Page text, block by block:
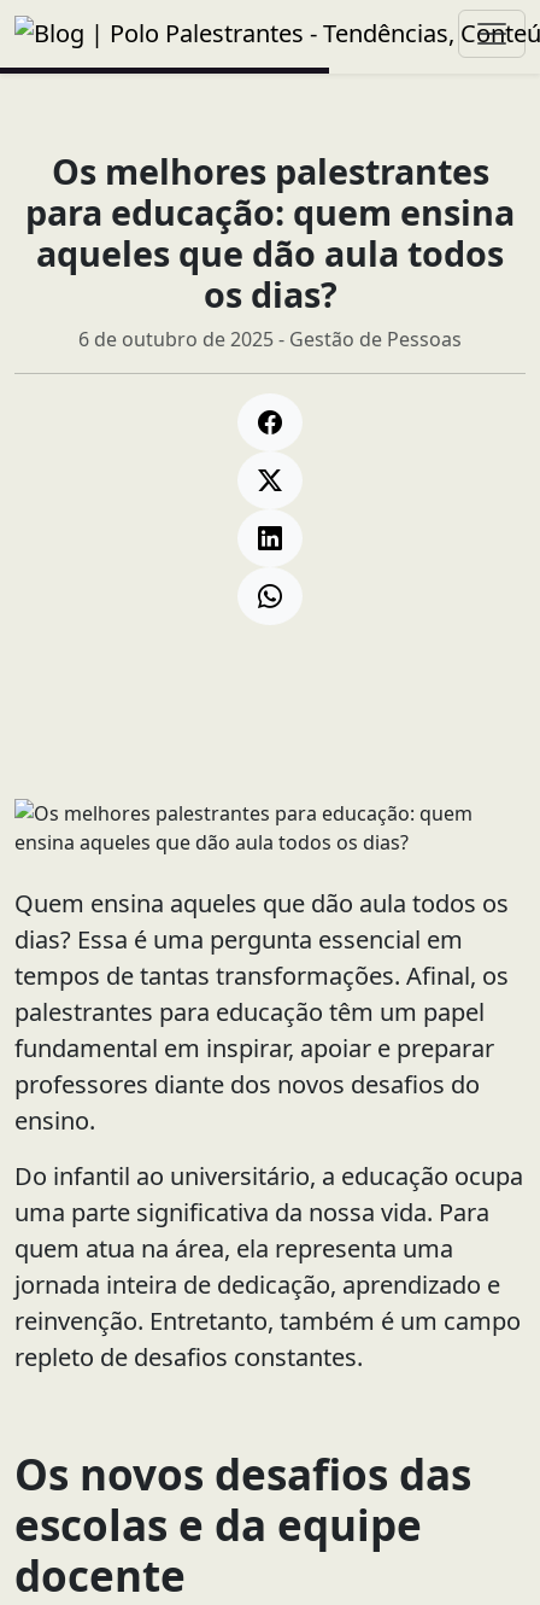
Os melhores palestrantes
para educação: quem ensina
aqueles que dão aula todos
os dias?
6 de outubro de 2025 - Gestão de Pessoas
Quem ensina aqueles que dão aula todos os
dias? Essa é uma pergunta essencial em
tempos de tantas transformações. Afinal, os
palestrantes para educação têm um papel
fundamental em inspirar, apoiar e preparar
professores diante dos novos desafios do
ensino.
Do infantil ao universitário, a educação ocupa
uma parte significativa da nossa vida. Para
quem atua na área, ela representa uma
jornada inteira de dedicação, aprendizado e
reinvenção. Entretanto, também é um campo
repleto de desafios constantes.
Os novos desafios das
escolas e da equipe
docente